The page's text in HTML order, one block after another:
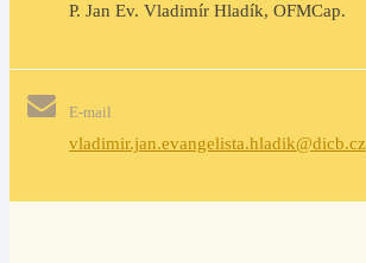
P. Jan Ev. Vladimír Hladík, OFMCap.
E-mail
vladimir.jan.evangelista.hladik@dicb.cz